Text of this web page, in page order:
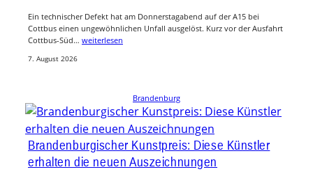
Ein technischer Defekt hat am Donnerstagabend auf der A15 bei
Cottbus einen ungewöhnlichen Unfall ausgelöst. Kurz vor der Ausfahrt
Cottbus-Süd… weiterlesen
7. August 2026
Brandenburg
Brandenburgischer Kunstpreis: Diese Künstler
erhalten die neuen Auszeichnungen